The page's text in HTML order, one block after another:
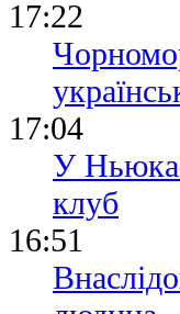
17:22
17:04
У
клуб
16:51